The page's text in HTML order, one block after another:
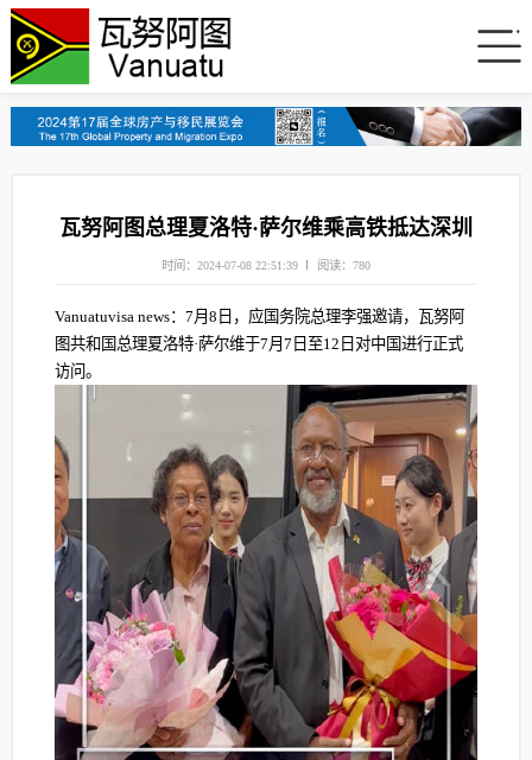
瓦努阿图总理夏洛特·萨尔维乘高铁抵达深圳
时间：2024-07-08 22:51:39 阅读：780
Vanuatuvisa news：7月8日，应国务院总理李强邀请，瓦努阿
图共和国总理夏洛特·萨尔维于7月7日至12日对中国进行正式
访问。